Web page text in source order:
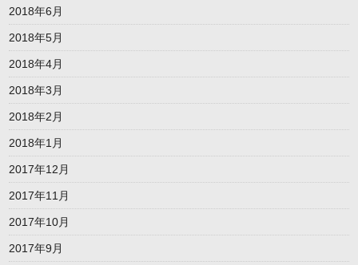
2018年6月
2018年5月
2018年4月
2018年3月
2018年2月
2018年1月
2017年12月
2017年11月
2017年10月
2017年9月